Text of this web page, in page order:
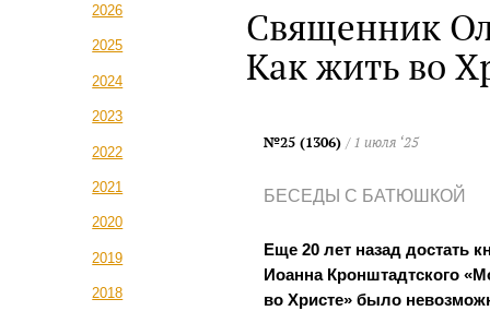
2026
2025
2024
2023
2022
2021
2020
2019
2018
Священник
Как жить во
№25 (1306) / 1 июля ‘25
БЕСЕДЫ С БАТЮШКОЙ
Еще 20 лет назад достать
Иоанна Кронштадтского
во Христе» было